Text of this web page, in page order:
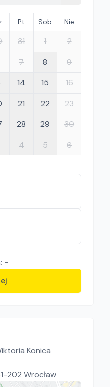
Pt Sob Nie
31 1
2
7 8
9
14 15
16
21 22
23
28 29
30
4 5 6
-
Konica
202 Wrocław